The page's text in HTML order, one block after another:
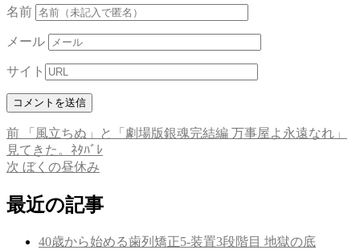
名前
メール
サイト
投
稿
ビ
前
前
の
投
「風立ちぬ」と「劇場版銀魂完結編 万事屋よ永遠なれ」
見てきた。ﾈﾀﾊﾞﾚ
次 次
投
稿:
ぼくの昼休み
最近の記事
40歳から始める歯列矯正5-装置3段階目 地獄の底